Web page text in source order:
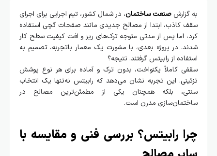
به گزارش صنعت ساختمان، در شمال کشور، تیم اجرایی برای اجرای
سقف کاذب، ابتدا از مصالح جدیدی مانند صفحات گچی استفاده
کرد، اما پس از مدتی متوجه ترک‌های ریز و افت کیفیت سطح کار
شدند. در پروژه بعدی، با مشورت یک معمار باتجربه، تصمیم به
استفاده از رابیتس گرفتند. نتیجه؟
سقفی کاملاً یکنواخت، بدون ترک و آماده برای هر نوع پوشش
تزئینی. این تجربه نشان می‌دهد که رابیتس نه‌تنها یک انتخاب
سنتی، بلکه همچنان یکی از مطمئن‌ترین مصالح در
ساختمان‌سازی مدرن است.
چرا رابیتس؟ بررسی فنی و مقایسه با